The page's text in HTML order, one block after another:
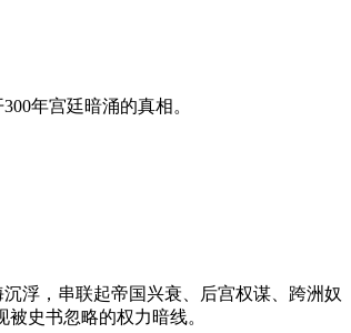
年宫廷暗涌的真相。
浮，串联起帝国兴衰、后宫权谋、跨洲奴
史书忽略的权力暗线。